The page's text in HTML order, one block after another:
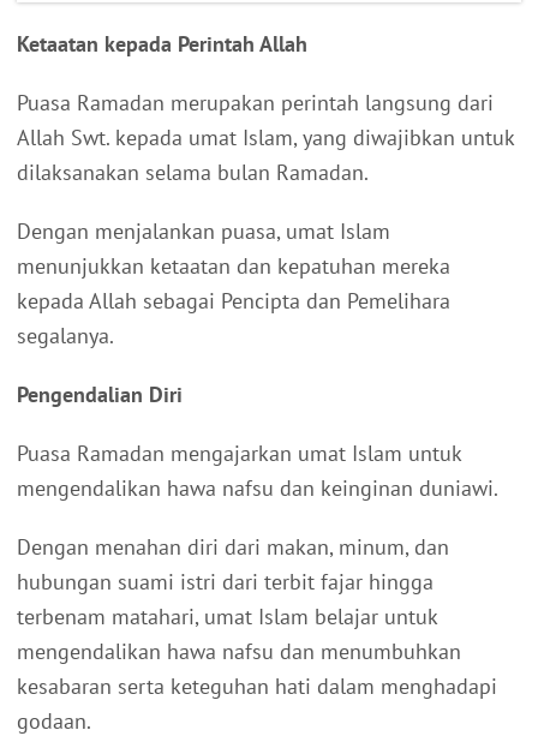
Ketaatan kepada Perintah Allah
Puasa Ramadan merupakan perintah langsung dari
Allah Swt. kepada umat Islam, yang diwajibkan untuk
dilaksanakan selama bulan Ramadan.
Dengan menjalankan puasa, umat Islam
menunjukkan ketaatan dan kepatuhan mereka
kepada Allah sebagai Pencipta dan Pemelihara
segalanya.
Pengendalian Diri
Puasa Ramadan mengajarkan umat Islam untuk
mengendalikan hawa nafsu dan keinginan duniawi.
Dengan menahan diri dari makan, minum, dan
hubungan suami istri dari terbit fajar hingga
terbenam matahari, umat Islam belajar untuk
mengendalikan hawa nafsu dan menumbuhkan
kesabaran serta keteguhan hati dalam menghadapi
godaan.